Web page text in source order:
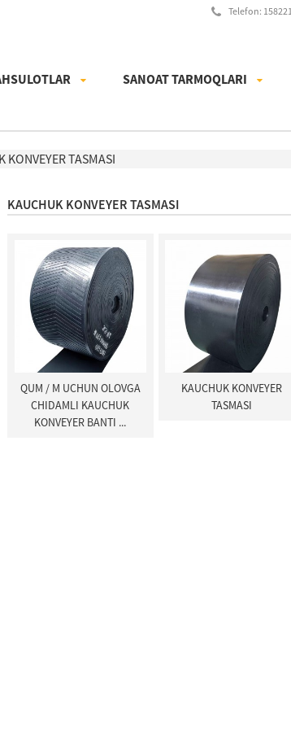
Telefon:
SANOAT TARMOQLARI
KONVEYER TASMASI
KAUCHUK KONVEYER TASMASI
QUM / M UCHUN OLOVGA
CHIDAMLI KAUCHUK
KONVEYER BANTI ...
KAUCHUK KONVEYER
TASMASI